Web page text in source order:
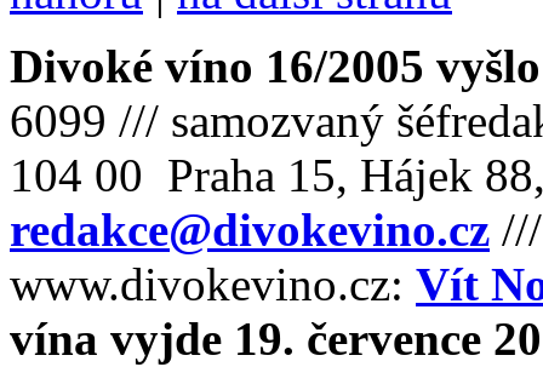
Divoké víno 16/2005
6099 /// samozvaný
104 00 Praha 15, Hájek
redakce@divokevino.cz
www.divokevino.cz: Vít
vína vyjde 19. července